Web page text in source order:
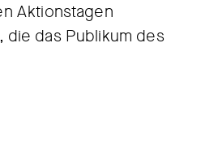
Aktionstagen
das Publikum des